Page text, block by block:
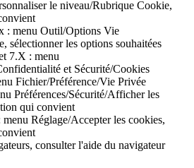
le niveau/Rubrique Cookie,
: menu Outil/Options Vie
sélectionner les options souhaitées
7.X : menu
et Sécurité/Cookies
Fichier/Préférence/Vie Privée
Préférences/Sécurité/Afficher les
qui convient
Réglage/Accepter les cookies,
consulter l'aide du navigateur